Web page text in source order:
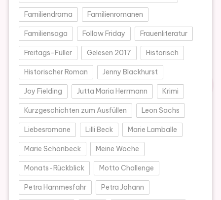
Familiendrama Familienromanen
Familiensaga Follow Friday Frauenliteratur
Freitags-Füller Gelesen 2017 Historisch
Historischer Roman Jenny Blackhurst
Joy Fielding Jutta Maria Herrmann Krimi
Kurzgeschichten zum Ausfüllen Leon Sachs
Liebesromane Lilli Beck Marie Lamballe
Marie Schönbeck Meine Woche
Monats-Rückblick Motto Challenge
Petra Hammesfahr Petra Johann